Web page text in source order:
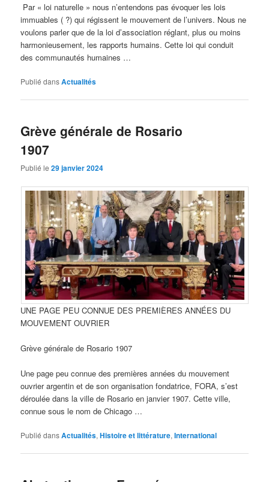
Par « loi naturelle » nous n’entendons pas évoquer les lois
immuables ( ?) qui régissent le mouvement de l’univers. Nous ne
voulons parler que de la loi d’association réglant, plus ou moins
harmonieusement, les rapports humains. Cette loi qui conduit
des communautés humaines …
Publié dansActualités
Grève générale de Rosario
1907
Publié le29 janvier 2024
UNE PAGE PEU CONNUE DES PREMIÈRES ANNÉES DU
MOUVEMENT OUVRIER
Grève générale de Rosario 1907
Une page peu connue des premières années du mouvement
ouvrier argentin et de son organisation fondatrice, FORA, s’est
déroulée dans la ville de Rosario en janvier 1907. Cette ville,
connue sous le nom de Chicago …
Publié dansActualités,Histoire et littérature,International